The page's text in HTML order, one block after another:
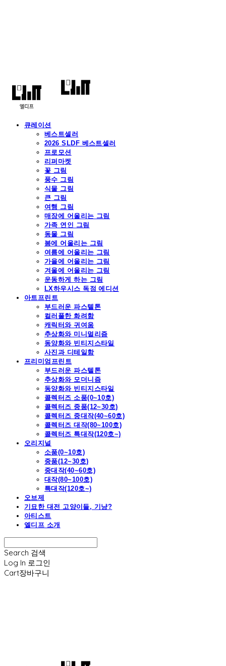
큐레이션
베스트셀러
2026 SLDF 베스트셀러
프로모션
리퍼마켓
꽃 그림
풍수 그림
식물 그림
큰 그림
여행 그림
매장에 어울리는 그림
가족 연인 그림
동물 그림
봄에 어울리는 그림
여름에 어울리는 그림
가을에 어울리는 그림
겨울에 어울리는 그림
운동하게 하는 그림
LX하우시스 독점 에디션
아트프린트
부드러운 파스텔톤
컬러풀한 화려함
캐릭터와 귀여움
추상화와 미니멀리즘
동양화와 빈티지스타일
사진과 디테일함
프리미엄프린트
부드러운 파스텔톤
추상화와 모더니즘
동양화와 빈티지스타일
콜렉터즈 소품(0~10호)
콜렉터즈 중품(12~30호)
콜렉터즈 중대작(40~60호)
콜렉터즈 대작(80~100호)
콜렉터즈 특대작(120호~)
오리지널
소품(0~10호)
중품(12~30호)
중대작(40~60호)
대작(80~100호)
특대작(120호~)
오브제
기묘한 대전 고양이들, 기냥?
아티스트
엘디프 소개
Search 검색
Log In 로그인
Cart장바구니